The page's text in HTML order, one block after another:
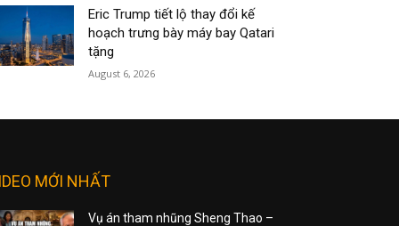
Eric Trump tiết lộ thay đổi kế
hoạch trưng bày máy bay Qatari
tặng
August 6, 2026
MỚI NHẤT
Vụ án tham nhũng Sheng Thao –